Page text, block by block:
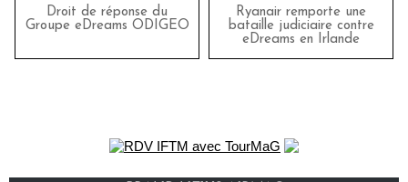
Droit de réponse du
Groupe eDreams ODIGEO
Ryanair remporte une
bataille judiciaire contre
eDreams en Irlande